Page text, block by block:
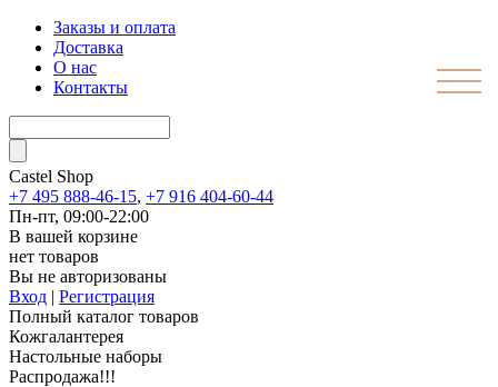
Заказы и оплата
Доставка
О нас
Контакты
Castel Shop
+7 495 888-46-15, +7 916 404-60-44
Пн-пт, 09:00-22:00
В вашей корзине
нет товаров
Вы не авторизованы
Вход | Регистрация
Полный каталог товаров
Кожгалантерея
Настольные наборы
Распродажа!!!